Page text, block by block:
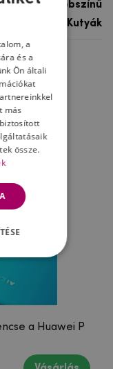
többszínű
Kutyák
a Huawei P
a
és a
Ön általi
más
össze.